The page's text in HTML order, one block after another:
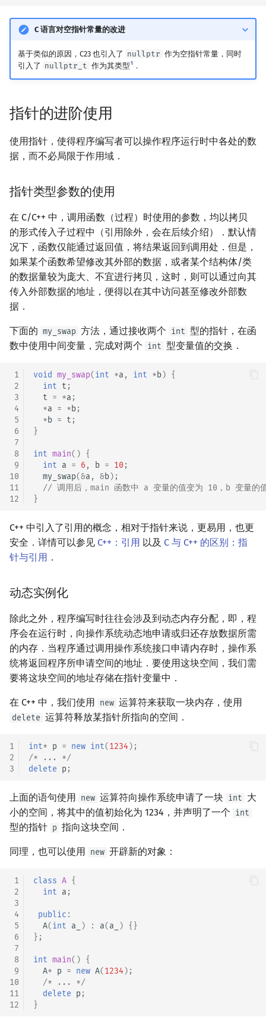
C 语言对空指针常量的改进
基于类似的原因，C23 也引入了 nullptr 作为空指针常量，同时
引入了 nullptr_t 作为其类型 1 ．
指针的进阶使用
使用指针，使得程序编写者可以操作程序运行时中各处的数
据，而不必局限于作用域．
指针类型参数的使用
在 C/C++ 中，调用函数（过程）时使用的参数，均以拷贝
的形式传入子过程中（引用除外，会在后续介绍）．默认情
况下，函数仅能通过返回值，将结果返回到调用处．但是，
如果某个函数希望修改其外部的数据，或者某个结构体/类
的数据量较为庞大、不宜进行拷贝，这时，则可以通过向其
传入外部数据的地址，便得以在其中访问甚至修改外部数
据．
下面的 my_swap 方法，通过接收两个 int 型的指针，在函
数中使用中间变量，完成对两个 int 型变量值的交换．
1
2
3
4
5
6
7
8
9
10
11
12
void my_swap(int *a , int *b) {
int t ;
t = *a ;
*a = *b;
*b = t ;
}
int main() {
int a = 6 , b = 10;
my_swap(&a , &b);
// 调用后，main 函数中 a 变量的值变为 10，b 变量的
}
C++ 中引入了引用的概念，相对于指针来说，更易用，也更
安全．详情可以参见 C++：引用 以及 C 与 C++ 的区别：指
针与引用 ．
动态实例化
除此之外，程序编写时往往会涉及到动态内存分配，即，程
序会在运行时，向操作系统动态地申请或归还存放数据所需
的内存．当程序通过调用操作系统接口申请内存时，操作系
统将返回程序所申请空间的地址．要使用这块空间，我们需
要将这块空间的地址存储在指针变量中．
在 C++ 中，我们使用 new 运算符来获取一块内存，使用
delete 运算符释放某指针所指向的空间．
1
2
3
int* p = new int(1234);
/* ... */
delete p ;
上面的语句使用 new 运算符向操作系统申请了一块 int 大
小的空间，将其中的值初始化为 1234，并声明了一个 int
型的指针 p 指向这块空间．
同理，也可以使用 new 开辟新的对象：
1
2
3
4
5
6
7
8
9
10
11
12
class A {
int a ;
public :
A(int a_ ) : a(a_ ) {}
};
int main() {
A* p = new A(1234);
/* ... */
delete p ;
}